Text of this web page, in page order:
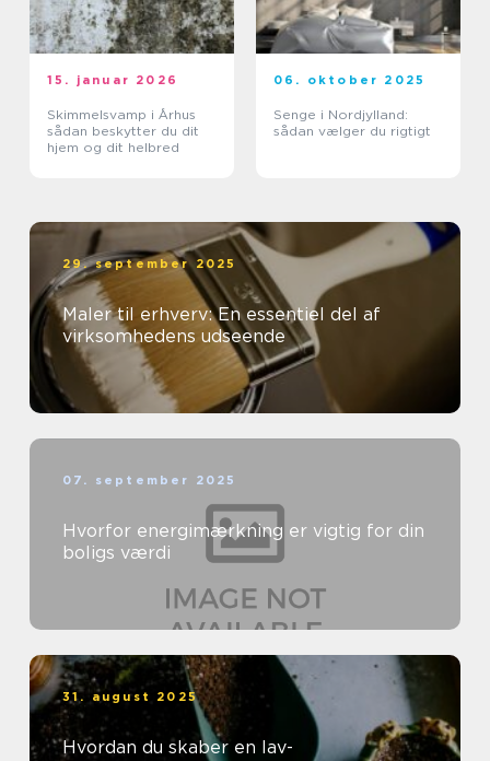
15. januar 2026
Skimmelsvamp i Århus
sådan beskytter du dit
hjem og dit helbred
06. oktober 2025
Senge i Nordjylland:
sådan vælger du rigtigt
29. september 2025
Maler til erhverv: En essentiel del af
virksomhedens udseende
07. september 2025
Hvorfor energimærkning er vigtig for din
boligs værdi
31. august 2025
Hvordan du skaber en lav-